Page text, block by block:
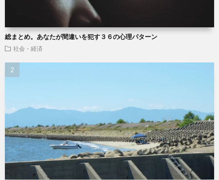
総まとめ。あなたが間違いを犯す３６の心理パターン
社会・経済